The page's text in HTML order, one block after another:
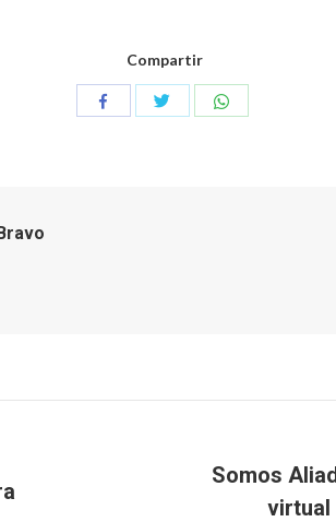
Compartir
Compartir
CompartirCompartir
Publicación
Somos
virtual